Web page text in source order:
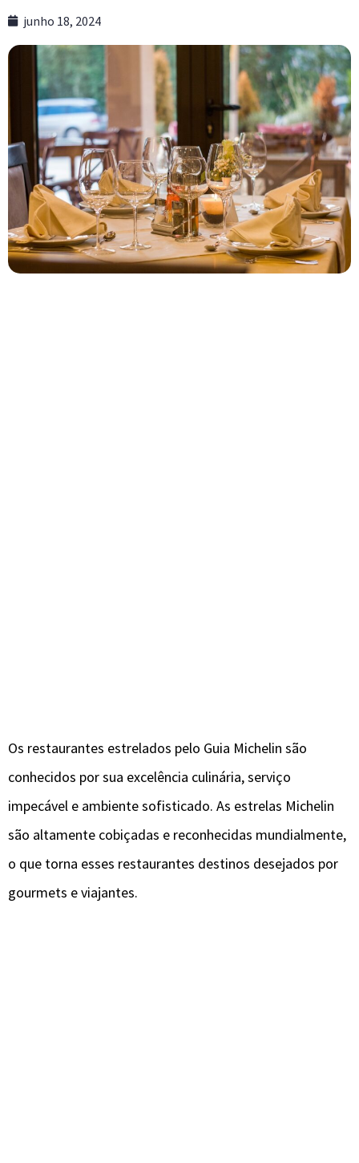
junho 18, 2024
Os restaurantes estrelados pelo Guia Michelin são
conhecidos por sua excelência culinária, serviço
impecável e ambiente sofisticado. As estrelas Michelin
são altamente cobiçadas e reconhecidas mundialmente,
o que torna esses restaurantes destinos desejados por
gourmets e viajantes.